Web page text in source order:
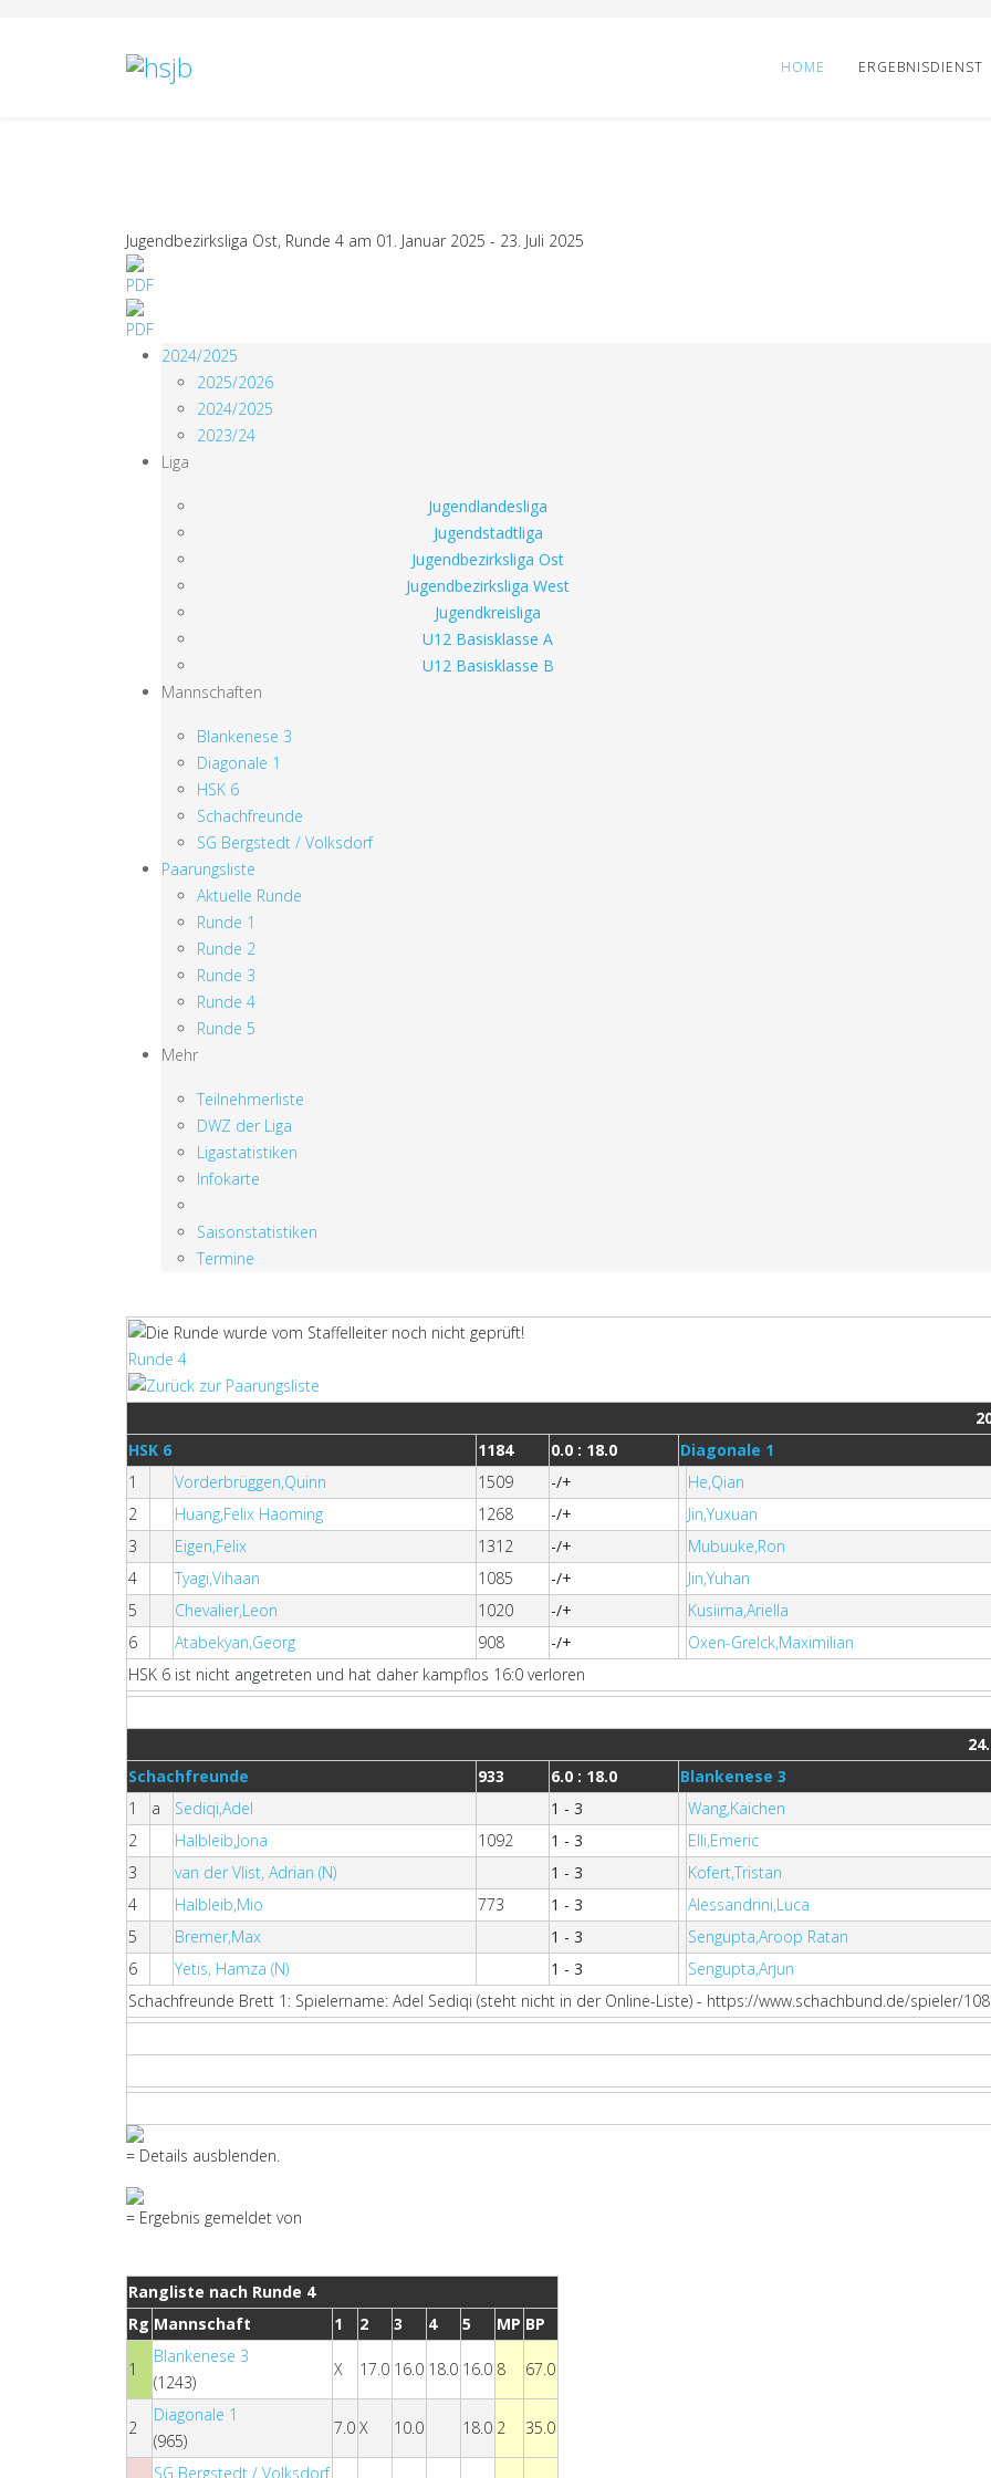
HOME ERGEBNISDIENST
Jugendbezirksliga Ost, Runde 4 am 01. Januar 2025 - 23. Juli 2025
2024/2025
2025/2026
2024/2025
2023/24
Liga
Jugendlandesliga
Jugendstadtliga
Jugendbezirksliga Ost
Jugendbezirksliga West
Jugendkreisliga
U12 Basisklasse A
U12 Basisklasse B
Mannschaften
Blankenese 3
Diagonale 1
HSK 6
Schachfreunde
SG Bergstedt / Volksdorf
Paarungsliste
Aktuelle Runde
Runde 1
Runde 2
Runde 3
Runde 4
Runde 5
Mehr
Teilnehmerliste
DWZ der Liga
Ligastatistiken
Infokarte
Saisonstatistiken
Termine
Runde 4
HSK 6
1184 0.0 : 18.0 Diagonale 1
1
Vorderbrüggen,Quinn 1509 -/+ He,Qian
2
Huang,Felix Haoming 1268 -/+ Jin,Yuxuan
3
Eigen,Felix 1312 -/+ Mubuuke,Ron
4
Tyagi,Vihaan 1085 -/+ Jin,Yuhan
5
Chevalier,Leon 1020 -/+ Kusiima,Ariella
6
Atabekyan,Georg 908 -/+
Oxen-Grelck,Maximilian
HSK 6 ist nicht angetreten und hat daher kampflos 16:0 verloren
Schachfreunde
933 6.0 : 18.0 Blankenese 3
1
a Sediqi,Adel 1 - 3 Wang,Kaichen
2
Halbleib,Jona 1092 1 - 3 Elli,Emeric
3
van der Vlist, Adrian (N) 1 - 3 Kofert,Tristan
4
Halbleib,Mio 773 1 - 3 Alessandrini,Luca
5
Bremer,Max 1 - 3 Sengupta,Aroop Ratan
6
Yetis, Hamza (N) 1 - 3 Sengupta,Arjun
Schachfreunde Brett 1: Spielername: Adel Sediqi (steht nicht in der Online-Liste) - https://www.schachbund.de/spieler/
= Details ausblenden.
= Ergebnis gemeldet von
Rangliste nach Runde 4
Rg Mannschaft 1 2 3 4 5 MP BP
1
Blankenese 3
(1243)
X 17.0 16.0 18.0 16.0 8 67.0
2
Diagonale 1
(965)
7.0 X 10.0 18.0 2 35.0
SG Bergstedt / Volksdorf